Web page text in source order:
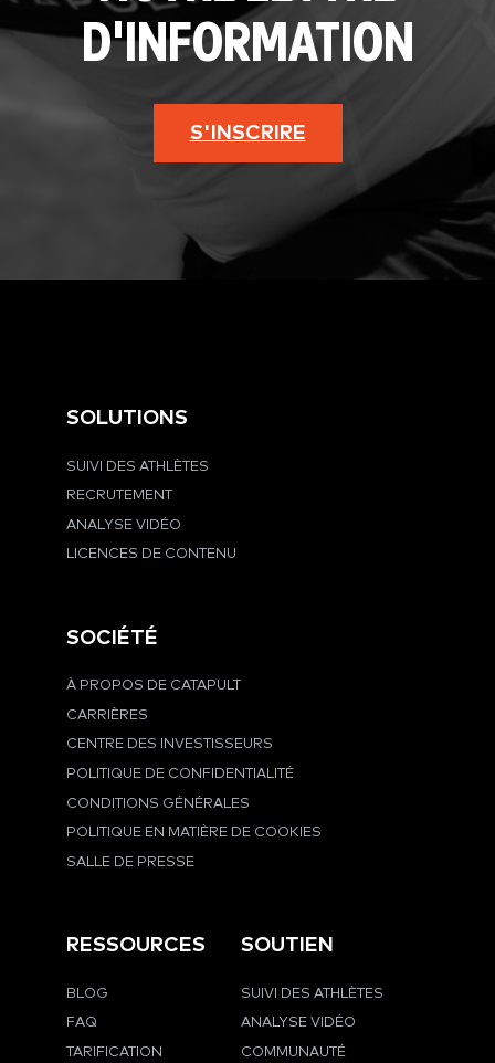
D'INFORMATION
S'INSCRIRE
SOLUTIONS
SUIVI DES ATHLÈTES
RECRUTEMENT
ANALYSE VIDÉO
LICENCES DE CONTENU
SOCIÉTÉ
À PROPOS DE CATAPULT
CARRIÈRES
CENTRE DES INVESTISSEURS
POLITIQUE DE CONFIDENTIALITÉ
CONDITIONS GÉNÉRALES
POLITIQUE EN MATIÈRE DE COOKIES
SALLE DE PRESSE
RESSOURCES
BLOG
FAQ
TARIFICATION
SOUTIEN
SUIVI DES ATHLÈTES
ANALYSE VIDÉO
COMMUNAUTÉ